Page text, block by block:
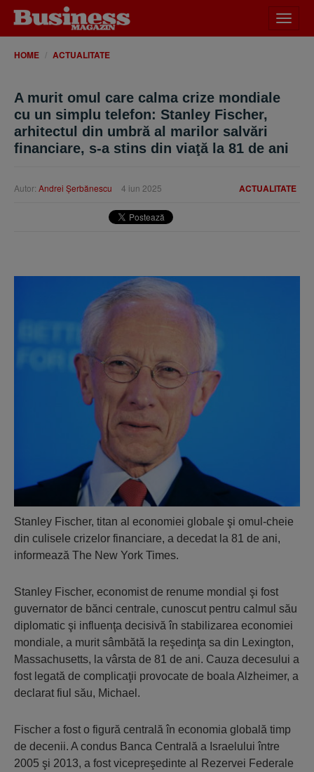
meniu
HOME ACTUALITATE
A murit omul care calma crize mondiale
cu un simplu telefon: Stanley Fischer,
arhitectul din umbră al marilor salvări
financiare, s-a stins din viaţă la 81 de ani
ACTUALITATE
Autor: Andrei Şerbănescu 4 iun 2025
Stanley Fischer, titan al economiei globale şi omul-cheie
din culisele crizelor financiare, a decedat la 81 de ani,
informează The New York Times.
Stanley Fischer, economist de renume mondial şi fost
guvernator de bănci centrale, cunoscut pentru calmul său
diplomatic şi influenţa decisivă în stabilizarea economiei
mondiale, a murit sâmbătă la reşedinţa sa din Lexington,
Massachusetts, la vârsta de 81 de ani. Cauza decesului a
fost legată de complicaţii provocate de boala Alzheimer, a
declarat fiul său, Michael.
Fischer a fost o figură centrală în economia globală timp
de decenii. A condus Banca Centrală a Israelului între
2005 şi 2013, a fost vicepreşedinte al Rezervei Federale